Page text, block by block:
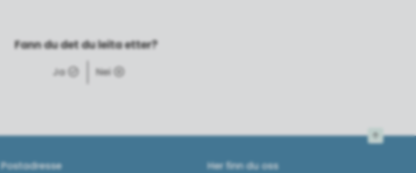
Fann du det du leita etter?
Ja Nei
Postadresse Her finn du oss
Til toppen